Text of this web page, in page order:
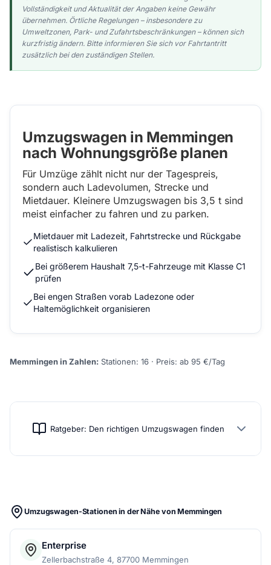
Vollständigkeit und Aktualität der Angaben keine Gewähr
übernehmen. Örtliche Regelungen – insbesondere zu
Umweltzonen, Park- und Zufahrtsbeschränkungen – können sich
kurzfristig ändern. Bitte informieren Sie sich vor Fahrtantritt
zusätzlich bei den zuständigen Stellen.
Umzugswagen in Memmingen
nach Wohnungsgröße planen
Für Umzüge zählt nicht nur der Tagespreis,
sondern auch Ladevolumen, Strecke und
Mietdauer. Kleinere Umzugswagen bis 3,5 t sind
meist einfacher zu fahren und zu parken.
Mietdauer mit Ladezeit, Fahrtstrecke und Rückgabe
realistisch kalkulieren
Bei größerem Haushalt 7,5-t-Fahrzeuge mit Klasse C1
prüfen
Bei engen Straßen vorab Ladezone oder
Haltemöglichkeit organisieren
Memmingen in Zahlen: Stationen: 16 · Preis: ab 95 €/Tag
Ratgeber: Den richtigen Umzugswagen finden
Umzugswagen-Stationen in der Nähe von Memmingen
Enterprise
Zellerbachstraße 4, 87700 Memmingen